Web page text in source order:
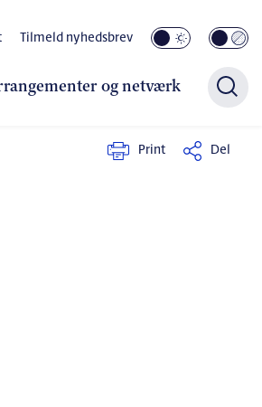
Tilmeld nyhedsbrev
og netværk
Print Del